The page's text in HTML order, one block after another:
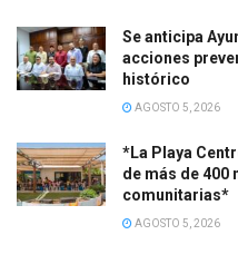
Se anticipa
acciones
histórico
AGOSTO 5, 2026
*La Playa
de más de 400
comunitarias*
AGOSTO 5, 2026